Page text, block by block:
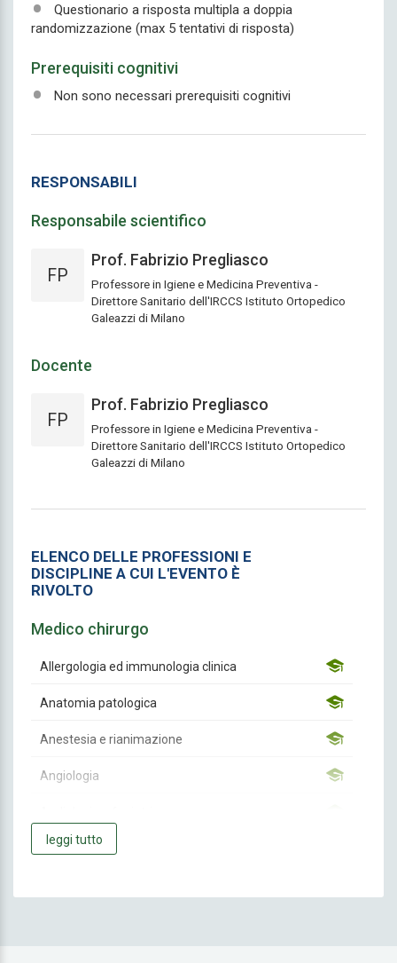
Questionario a risposta multipla a doppia
randomizzazione (max 5 tentativi di risposta)
Prerequisiti cognitivi
Non sono necessari prerequisiti cognitivi
RESPONSABILI
Responsabile scientifico
FP
Prof. Fabrizio Pregliasco
Professore in Igiene e Medicina Preventiva -
Direttore Sanitario dell'IRCCS Istituto Ortopedico
Galeazzi di Milano
Docente
FP
Prof. Fabrizio Pregliasco
Professore in Igiene e Medicina Preventiva -
Direttore Sanitario dell'IRCCS Istituto Ortopedico
Galeazzi di Milano
ELENCO DELLE PROFESSIONI E
DISCIPLINE A CUI L'EVENTO È
RIVOLTO
Medico chirurgo
Allergologia ed immunologia clinica
Anatomia patologica
Anestesia e rianimazione
Angiologia
Biochimica clinica
leggi tutto